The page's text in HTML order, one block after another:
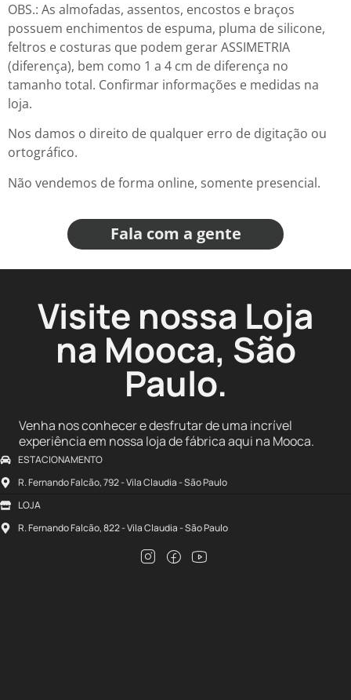
OBS.: As almofadas, assentos, encostos e braços
possuem enchimentos de espuma, pluma de silicone,
feltros e costuras que podem gerar ASSIMETRIA
(diferença), bem como 1 a 4 cm de diferença no
tamanho total. Confirmar informações e medidas na
loja.
Nos damos o direito de qualquer erro de digitação ou
ortográfico.
Não vendemos de forma online, somente presencial.
Fala com a gente
Visite nossa Loja
na Mooca, São
Paulo.
Venha nos conhecer e desfrutar de uma incrível
experiência em nossa loja de fábrica aqui na Mooca.
ESTACIONAMENTO
R. Fernando Falcão, 792 - Vila Claudia - São Paulo
LOJA
R. Fernando Falcão, 822 - Vila Claudia - São Paulo